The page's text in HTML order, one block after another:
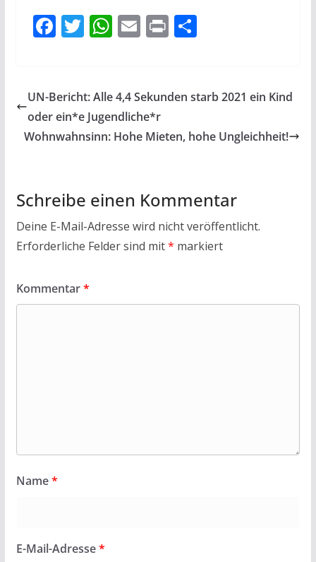
F
b
o
o
T
er
W
s
A
p
E
l
PrT
n
UN-Bericht: Alle 4,4 Sekunden starb 2021 ein Kind
oder ein*e Jugendliche*r
Wohnwahnsinn: Hohe Mieten, hohe Ungleichheit!
Schreibe einen Kommentar
Deine E-Mail-Adresse wird nicht veröffentlicht.
Erforderliche Felder sind mit* markiert
Kommentar*
Name*
E-Mail-Adresse*